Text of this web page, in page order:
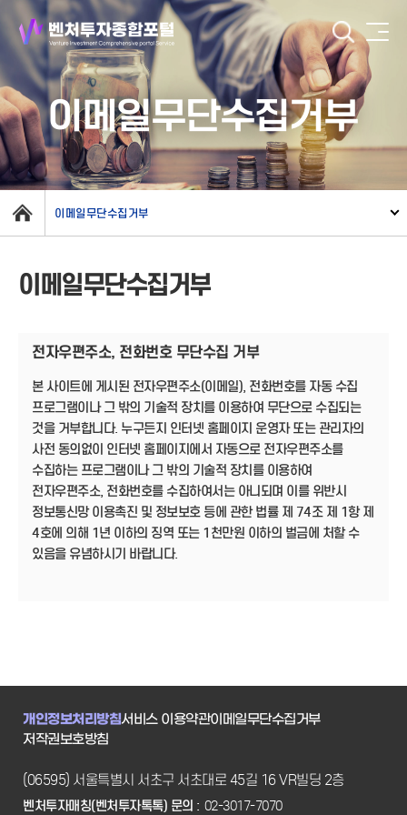
이메일무단수집거부
이메일무단수집거부
이메일무단수집거부
전자우편주소, 전화번호 무단수집 거부
본 사이트에 게시된 전자우편주소(이메일), 전화번호를 자동 수집
프로그램이나 그 밖의 기술적 장치를 이용하여 무단으로 수집되는
것을 거부합니다. 누구든지 인터넷 홈페이지 운영자 또는 관리자의
사전 동의없이 인터넷 홈페이지에서 자동으로 전자우편주소를
수집하는 프로그램이나 그 밖의 기술적 장치를 이용하여
전자우편주소, 전화번호를 수집하여서는 아니되며 이를 위반시
정보통신망 이용촉진 및 정보보호 등에 관한 법률 제 74조 제 1항 제
4호에 의해 1년 이하의 징역 또는 1천만원 이하의 벌금에 처할 수
있음을 유념하시기 바랍니다.
개인정보처리방침서비스 이용약관이메일무단수집거부
저작권보호방침
(06595) 서울특별시 서초구 서초대로 45길 16 VR빌딩 2층
벤처투자매칭(벤처투자톡톡) 문의 : 02-3017-7070